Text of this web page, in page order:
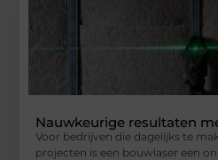
Nauwkeurige resultaten
Voor bedrijven die dagelijks te
projecten is een bouwlaser een